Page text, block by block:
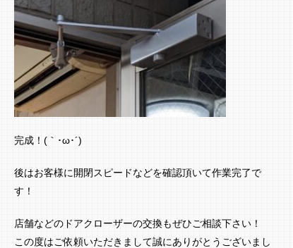
完成！(｀･ω･´)ゞ
後はお客様に開閉スピードなどを確認頂いて作業完了で
す！
店舗などのドアクローザーの交換もぜひご相談下さい！
この度はご依頼いただきまして誠にありがとうございまし